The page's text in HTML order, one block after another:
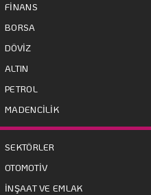
FİNANS
BORSA
DÖVİZ
ALTIN
PETROL
MADENCİLİK
SEKTÖRLER
OTOMOTİV
İNŞAAT VE EMLAK